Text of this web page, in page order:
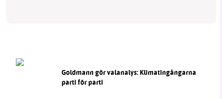
Goldmann gör valanalys: Klimatingångarna
parti för parti